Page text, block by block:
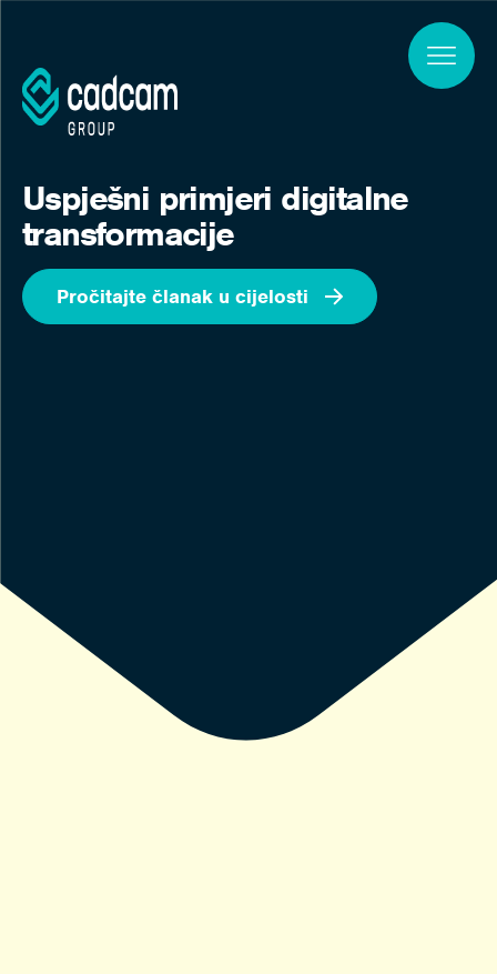
Uspješni primjeri digitalne
transformacije
Pročitajte članak u cijelosti